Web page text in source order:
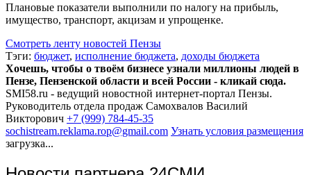
Плановые показатели выполнили по налогу на прибыль,
имущество, транспорт, акцизам и упрощенке.
Смотреть ленту новостей Пензы
Тэги: бюджет, исполнение бюджета, доходы бюджета
Хочешь, чтобы о твоём бизнесе узнали миллионы людей в
Пензе, Пензенской области и всей России - кликай сюда.
SMI58.ru - ведущий новостной интернет-портал Пензы.
Руководитель отдела продаж Самохвалов Василий
Викторович +7 (999) 784-45-35
sochistream.reklama.rop@gmail.com Узнать условия размещения
загрузка...